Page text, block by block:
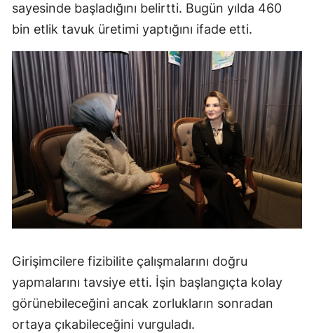
sayesinde başladığını belirtti. Bugün yılda 460
bin etlik tavuk üretimi yaptığını ifade etti.
Girişimcilere fizibilite çalışmalarını doğru
yapmalarını tavsiye etti. İşin başlangıçta kolay
görünebileceğini ancak zorlukların sonradan
ortaya çıkabileceğini vurguladı.